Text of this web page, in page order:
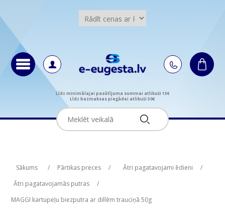
Līdz minimālajai pasūtījuma summai atlikuši 15€
Līdz bezmaksas piegādei atlikuši 50€
Sākums / Pārtikas preces / Ātri pagatavojami ēdieni
/
Ātri pagatavojamās putras
/
MAGGI kartupeļu biezputra ar dillēm trauciņā 50g